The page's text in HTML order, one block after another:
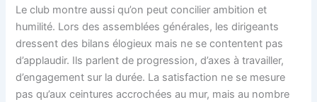
Le club montre aussi qu’on peut concilier ambition et
humilité. Lors des assemblées générales, les dirigeants
dressent des bilans élogieux mais ne se contentent pas
d’applaudir. Ils parlent de progression, d’axes à travailler,
d’engagement sur la durée. La satisfaction ne se mesure
pas qu’aux ceintures accrochées au mur, mais au nombre